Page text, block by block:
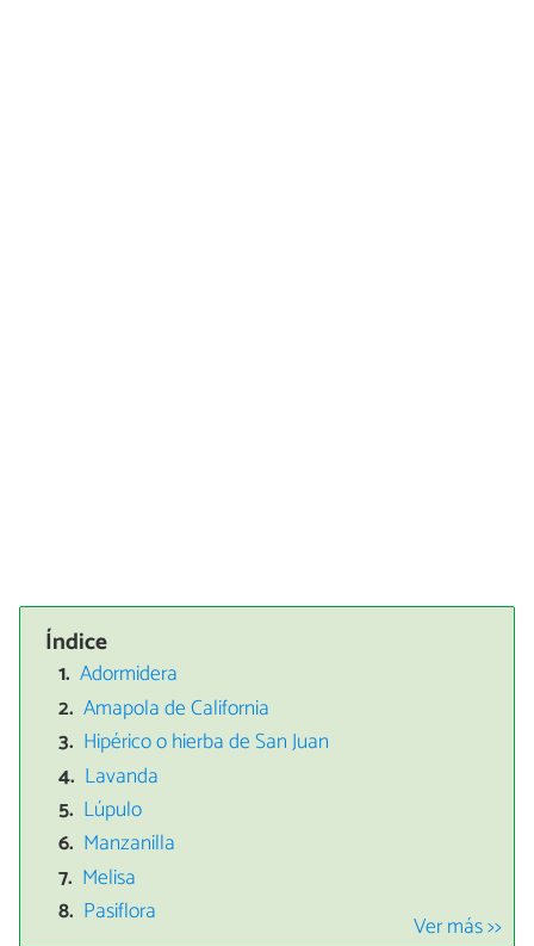
Índice
Adormidera
Amapola de California
Hipérico o hierba de San Juan
Lavanda
Lúpulo
Manzanilla
Melisa
Pasiflora
Ver más >>